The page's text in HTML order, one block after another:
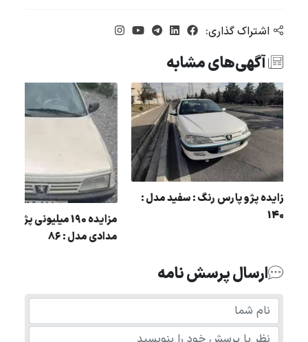
اشتراک گذاری:
آگهی‌های مشابه
مزایده 190
مدادی مدل : 86
مزایده پژو پارس رنگ : سفید مدل :
1400
ارسال پرسش نامه